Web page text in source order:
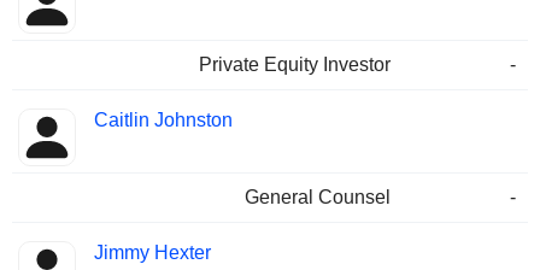
Private Equity Investor -
Caitlin Johnston
General Counsel -
Jimmy Hexter